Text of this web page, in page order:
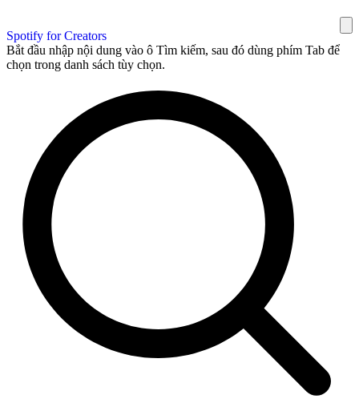
Spotify for Creators
Bắt đầu nhập nội dung vào ô Tìm kiếm, sau đó dùng phím Tab để
chọn trong danh sách tùy chọn.